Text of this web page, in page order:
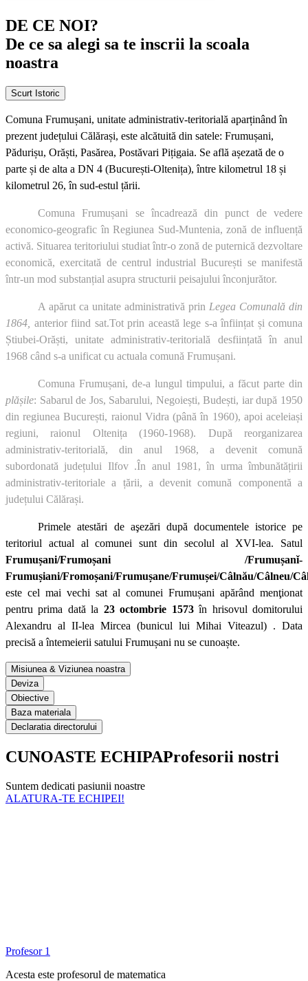
DE CE NOI?
De ce sa alegi sa te inscrii la scoala
noastra
Scurt Istoric
Comuna Frumușani, unitate administrativ-teritorială aparținând în
prezent județului Călărași, este alcătuită din satele: Frumușani,
Pădurișu, Orăști, Pasărea, Postăvari Pițigaia. Se află așezată de o
parte și de alta a DN 4 (București-Oltenița), între kilometrul 18 și
kilometrul 26, în sud-estul țării.
Comuna Frumușani se încadrează din punct de vedere
economico-geografic în Regiunea Sud-Muntenia, zonă de influență
activă. Situarea teritoriului studiat într-o zonă de puternică dezvoltare
economică, exercitată de centrul industrial București se manifestă
într-un mod substanțial asupra structurii peisajului înconjurător.
A apărut ca unitate administrativă prin Legea Comunală din
1864, anterior fiind sat.Tot prin această lege s-a înființat și comuna
Știubei-Orăști, unitate administrativ-teritorială desființată în anul
1968 când s-a unificat cu actuala comună Frumușani.
Comuna Frumușani, de-a lungul timpului, a făcut parte din
plășile: Sabarul de Jos, Sabarului, Negoiești, Budești, iar după 1950
din regiunea București, raionul Vidra (până în 1960), apoi aceleiași
regiuni, raionul Oltenița (1960-1968). După reorganizarea
administrativ-teritorială, din anul 1968, a devenit comună
subordonată județului Ilfov .În anul 1981, în urma îmbunătățirii
administrativ-teritoriale a țării, a devenit comună componentă a
județului Călărași.
Primele atestări de aşezări după documentele istorice pe
teritoriul actual al comunei sunt din secolul al XVI-lea. Satul
Frumușani/Frumoșani /Frumușanǐ-
Frumușiani/Fromoșani/Frumușane/Frumușei/Câlnău/Câlneu/
este cel mai vechi sat al comunei Frumușani apărând menţionat
pentru prima dată la 23 octombrie 1573în hrisovul domitorului
Alexandru al II-lea Mircea (bunicul lui Mihai Viteazul) . Data
precisă a întemeierii satului Frumușani nu se cunoaște.
Misiunea & Viziunea noastra
Deviza
Obiective
Baza materiala
Declaratia directorului
CUNOASTE ECHIPAProfesorii nostri
Suntem dedicati pasiunii noastre
ALATURA-TE ECHIPEI!
Profesor 1
Acesta este profesorul de matematica